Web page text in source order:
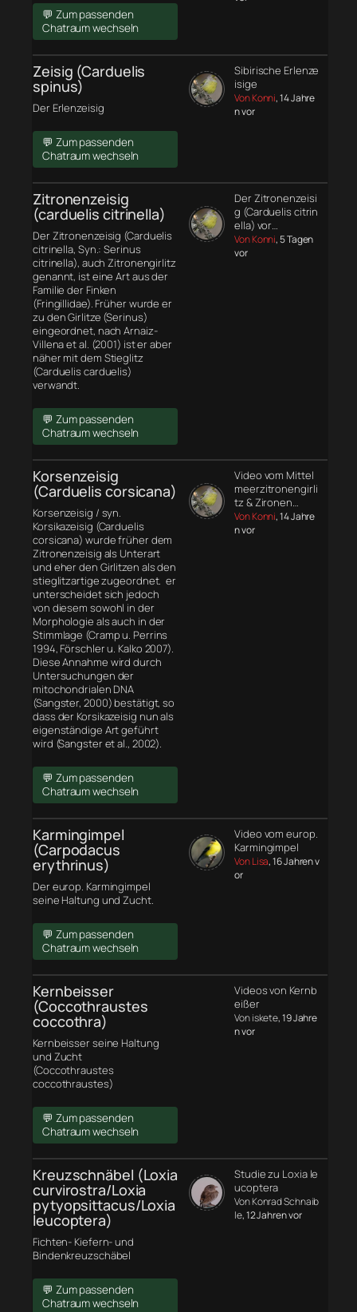
💬 Zum passenden
Chatraum wechseln
Zeisig (Carduelis
spinus)
Der Erlenzeisig
💬 Zum passenden
Chatraum wechseln
Sibirische Erlenze
isige
Von Konni, 14 Jahre
n vor
Zitronenzeisig
(carduelis citrinella)
Der Zitronenzeisig (Carduelis
citrinella, Syn.: Serinus
citrinella), auch Zitronengirlitz
genannt, ist eine Art aus der
Familie der Finken
(Fringillidae). Früher wurde er
zu den Girlitze (Serinus)
eingeordnet, nach Arnaiz-
Villena et al. (2001) ist er aber
näher mit dem Stieglitz
(Carduelis carduelis)
verwandt.
💬 Zum passenden
Chatraum wechseln
Der Zitronenzeisi
g (Carduelis citrin
ella) vor…
Von Konni, 5 Tagen
vor
Korsenzeisig
(Carduelis corsicana)
Korsenzeisig / syn.
Korsikazeisig (Carduelis
corsicana) wurde früher dem
Zitronenzeisig als Unterart
und eher den Girlitzen als den
stieglitzartige zugeordnet. er
unterscheidet sich jedoch
von diesem sowohl in der
Morphologie als auch in der
Stimmlage (Cramp u. Perrins
1994, Förschler u. Kalko 2007).
Diese Annahme wird durch
Untersuchungen der
mitochondrialen DNA
(Sangster, 2000) bestätigt, so
dass der Korsikazeisig nun als
eigenständige Art geführt
wird (Sangster et al., 2002).
💬 Zum passenden
Chatraum wechseln
Video vom Mittel
meerzitronengirli
tz & Zironen…
Von Konni, 14 Jahre
n vor
Karmingimpel
(Carpodacus
erythrinus)
Der europ. Karmingimpel
seine Haltung und Zucht.
💬 Zum passenden
Chatraum wechseln
Video vom europ.
Karmingimpel
Von Lisa, 16 Jahren v
or
Kernbeisser
(Coccothraustes
coccothra)
Kernbeisser seine Haltung
und Zucht
(Coccothraustes
coccothraustes)
💬 Zum passenden
Chatraum wechseln
Videos von Kernb
eißer
Von iskete, 19 Jahre
n vor
Kreuzschnäbel (Loxia
curvirostra/Loxia
pytyopsittacus/Loxia
leucoptera)
Fichten- Kiefern- und
Bindenkreuzschäbel
💬 Zum passenden
Chatraum wechseln
Studie zu Loxia le
ucoptera
Von Konrad Schnaib
le, 12 Jahren vor